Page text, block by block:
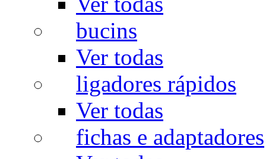
bucins
Ver todas
ligadores rápidos
Ver todas
fichas e adaptadores